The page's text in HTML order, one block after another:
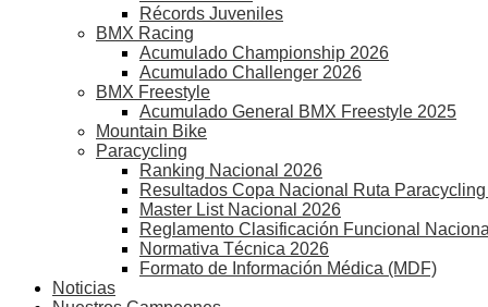
Récords Juveniles
BMX Racing
Acumulado Championship 2026
Acumulado Challenger 2026
BMX Freestyle
Acumulado General BMX Freestyle 2025
Mountain Bike
Paracycling
Ranking Nacional 2026
Resultados Copa Nacional Ruta
Master List Nacional 2026
Reglamento Clasificación Funcional Nacional
Normativa Técnica 2026
Formato de Información Médica (MDF)
Noticias